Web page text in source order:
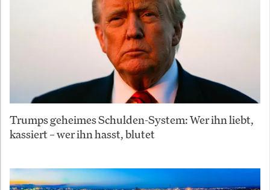
Trumps geheimes Schulden-System: Wer ihn liebt,
kassiert – wer ihn hasst, blutet